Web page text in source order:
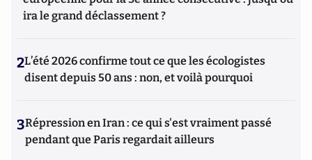
ira le grand déclassement ?
2L’été 2026 confirme tout ce que les écologistes
disent depuis 50 ans : non, et voilà pourquoi
3Répression en Iran : ce qui s'est vraiment passé
pendant que Paris regardait ailleurs